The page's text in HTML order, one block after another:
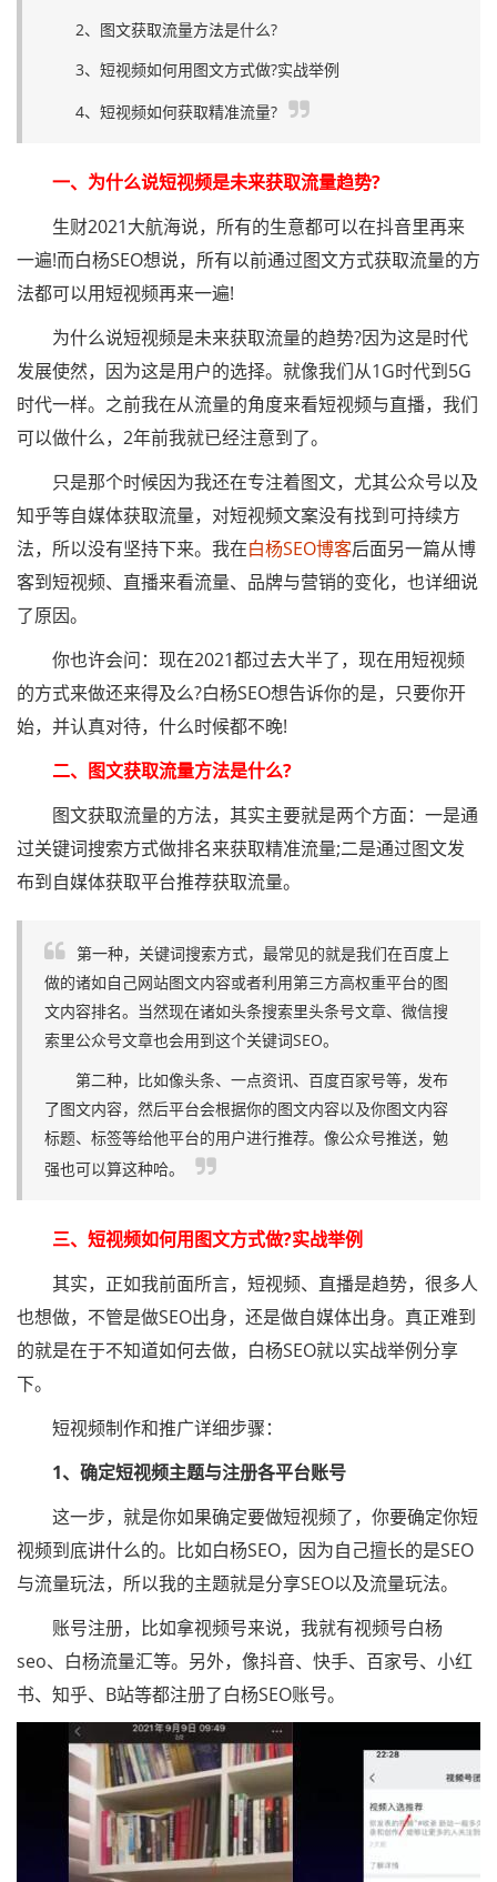
2、图文获取流量方法是什么?
3、短视频如何用图文方式做?实战举例
4、短视频如何获取精准流量?
一、为什么说短视频是未来获取流量趋势?
生财2021大航海说，所有的生意都可以在抖音里再来
一遍!而白杨SEO想说，所有以前通过图文方式获取流量的方
法都可以用短视频再来一遍!
为什么说短视频是未来获取流量的趋势?因为这是时代
发展使然，因为这是用户的选择。就像我们从1G时代到5G
时代一样。之前我在从流量的角度来看短视频与直播，我们
可以做什么，2年前我就已经注意到了。
只是那个时候因为我还在专注着图文，尤其公众号以及
知乎等自媒体获取流量，对短视频文案没有找到可持续方
法，所以没有坚持下来。我在白杨SEO博客后面另一篇从博
客到短视频、直播来看流量、品牌与营销的变化，也详细说
了原因。
你也许会问：现在2021都过去大半了，现在用短视频
的方式来做还来得及么?白杨SEO想告诉你的是，只要你开
始，并认真对待，什么时候都不晚!
二、图文获取流量方法是什么?
图文获取流量的方法，其实主要就是两个方面：一是通
过关键词搜索方式做排名来获取精准流量;二是通过图文发
布到自媒体获取平台推荐获取流量。
第一种，关键词搜索方式，最常见的就是我们在百度上
做的诸如自己网站图文内容或者利用第三方高权重平台的图
文内容排名。当然现在诸如头条搜索里头条号文章、微信搜
索里公众号文章也会用到这个关键词SEO。
第二种，比如像头条、一点资讯、百度百家号等，发布
了图文内容，然后平台会根据你的图文内容以及你图文内容
标题、标签等给他平台的用户进行推荐。像公众号推送，勉
强也可以算这种哈。
三、短视频如何用图文方式做?实战举例
其实，正如我前面所言，短视频、直播是趋势，很多人
也想做，不管是做SEO出身，还是做自媒体出身。真正难到
的就是在于不知道如何去做，白杨SEO就以实战举例分享
下。
短视频制作和推广详细步骤：
1、确定短视频主题与注册各平台账号
这一步，就是你如果确定要做短视频了，你要确定你短
视频到底讲什么的。比如白杨SEO，因为自己擅长的是SEO
与流量玩法，所以我的主题就是分享SEO以及流量玩法。
账号注册，比如拿视频号来说，我就有视频号白杨
seo、白杨流量汇等。另外，像抖音、快手、百家号、小红
书、知乎、B站等都注册了白杨SEO账号。